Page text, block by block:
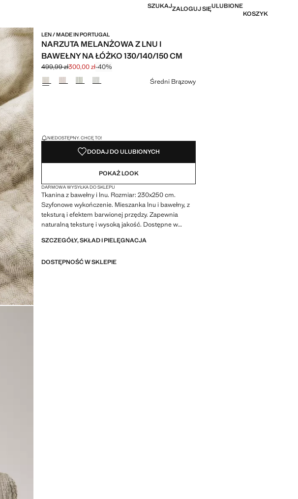
SZUKAJZALOGUJ SIĘULUBIONE
KOSZYK
LEN / MADE IN PORTUGAL
NARZUTA MELANŻOWA Z LNU I
BAWEŁNY NA ŁÓŻKO 130/140/150 CM
Skreślona cena początkowa [499,99 zł ]
499,99 zł
Aktualna cena [300,00 zł ]
300,00 zł-40%
Wybierz kolor
Średni Brązowy
OSTATNIE SZTUKI!
NIEDOSTĘPNY. CHCĘ TO!
DODAJ DO ULUBIONYCH
POKAŻ LOOK
DARMOWA WYSYŁKA DO SKLEPU
Tkanina z bawełny i lnu. Rozmiar: 230x250 cm.
Szyfonowe wykończenie. Mieszanka lnu i bawełny, z
teksturą i efektem barwionej przędzy. Zapewnia
naturalną teksturę i wysoką jakość. Dostępne w
rozmiarów. Produkt na wyprzedaży
SZCZEGÓŁY, SKŁAD I PIELĘGNACJA
DOSTĘPNOŚĆ W SKLEPIE